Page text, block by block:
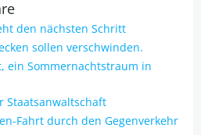
den nächsten Schritt
sollen verschwinden.
ein Sommernachtstraum in
Staatsanwaltschaft
Fahrt durch den Gegenverkehr